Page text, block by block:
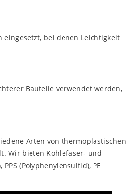
eingesetzt, bei denen Leichtigkeit
Bauteile verwendet werden,
Arten von thermoplastischen
Wir bieten Kohlefaser- und
(Polyphenylensulfid), PE